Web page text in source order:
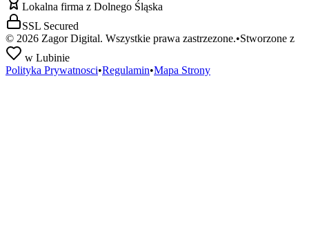
Lokalna firma z Dolnego Śląska
SSL Secured
© 2026 Zagor Digital. Wszystkie prawa zastrzezone.•Stworzone z
w Lubinie
Polityka Prywatnosci•Regulamin•Mapa Strony